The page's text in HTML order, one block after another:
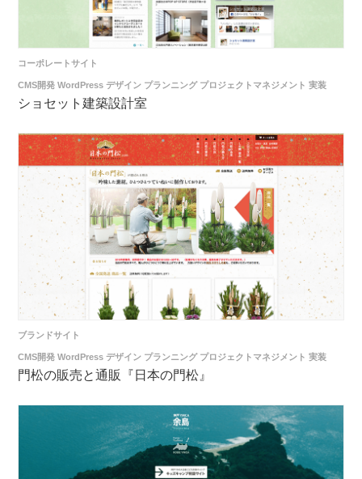
コーポレートサイト
CMS開発 WordPress デザイン プランニング プロジェクトマネジメント 実装
ショセット建築設計室
ブランドサイト
CMS開発 WordPress デザイン プランニング プロジェクトマネジメント 実装
門松の販売と通販『日本の門松』